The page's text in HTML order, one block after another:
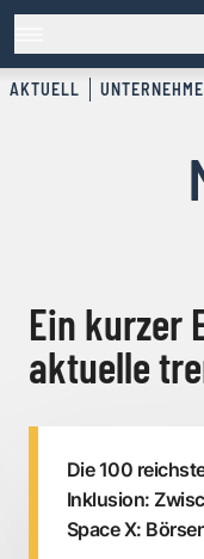
AKTUELL
Ein kurzer
aktuelle
Die 100
Inklusion:
Space X: